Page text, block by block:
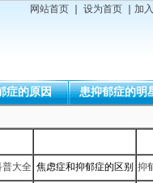
网站首页 设为首页 加
症的原因 患抑郁症的明
大全 焦虑症和抑郁症的区别 抑